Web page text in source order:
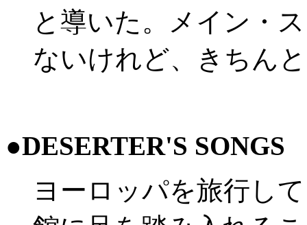
と導いた。メイン・
ないけれど、きちん
●DESERTER'S SONGS
ヨーロッパを旅行し